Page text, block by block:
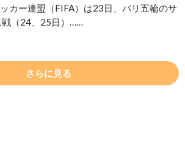
ッカー連盟（FIFA）は23日、パリ五輪のサ
戦（24、25日）……
さらに見る